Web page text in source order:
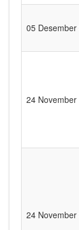
05
24
24